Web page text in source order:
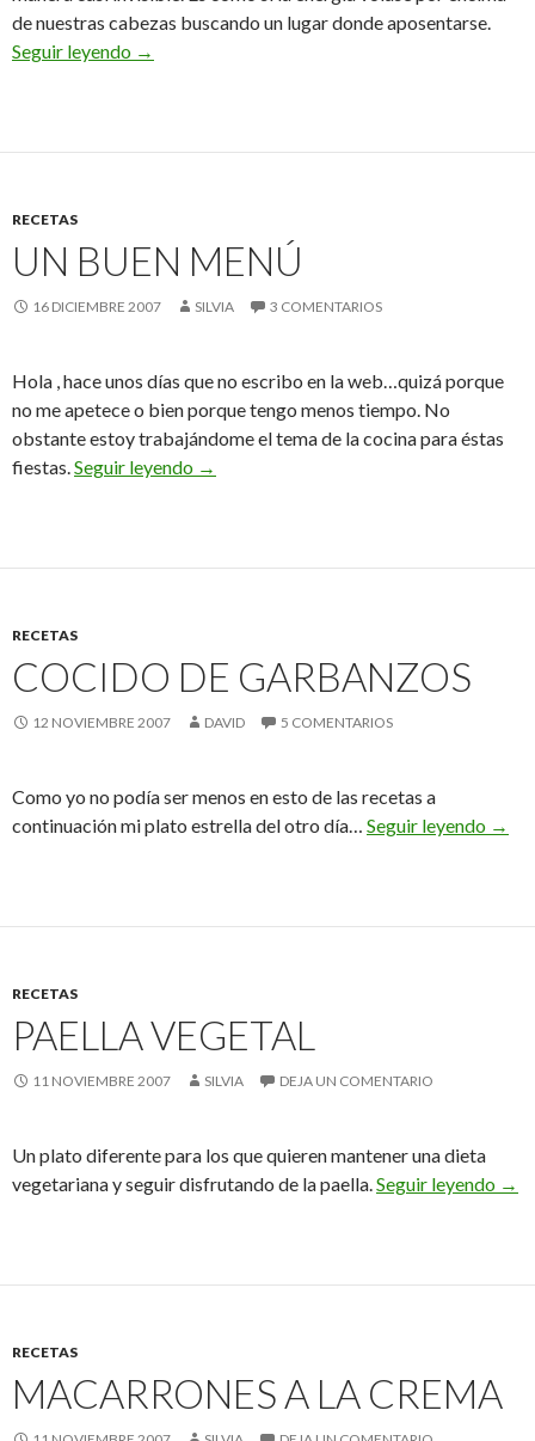
de nuestras cabezas buscando un lugar donde aposentarse.
Seguir leyendo Previa a la nochevieja en San David
→
RECETAS
UN BUEN MENÚ
16 DICIEMBRE 2007 SILVIA 3 COMENTARIOS
Hola , hace unos días que no escribo en la web…quizá porque
no me apetece o bien porque tengo menos tiempo. No
obstante estoy trabajándome el tema de la cocina para éstas
fiestas.Seguir leyendo Un buen menú
→
RECETAS
COCIDO DE GARBANZOS
12 NOVIEMBRE 2007 DAVID 5 COMENTARIOS
Como yo no podía ser menos en esto de las recetas a
continuación mi plato estrella del otro día… Seguir leyendo →
RECETAS
PAELLA VEGETAL
11 NOVIEMBRE 2007 SILVIA DEJA UN COMENTARIO
Un plato diferente para los que quieren mantener una dieta
vegetariana y seguir disfrutando de la paella.Seguir leyendo →
RECETAS
MACARRONES A LA CREMA